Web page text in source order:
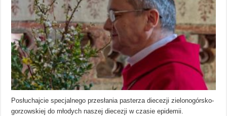
Posłuchajcie specjalnego przesłania pasterza diecezji zielonogórsko-
gorzowskiej do młodych naszej diecezji w czasie epidemii.